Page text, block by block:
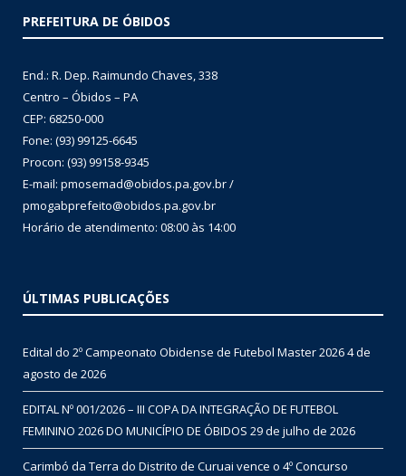
PREFEITURA DE ÓBIDOS
End.: R. Dep. Raimundo Chaves, 338
Centro – Óbidos – PA
CEP: 68250-000
Fone: (93) 99125-6645
Procon: (93) 99158-9345
E-mail: pmosemad@obidos.pa.gov.br /
pmogabprefeito@obidos.pa.gov.br
Horário de atendimento: 08:00 às 14:00
ÚLTIMAS PUBLICAÇÕES
Edital do 2º Campeonato Obidense de Futebol Master 20264 de
agosto de 2026
EDITAL Nº 001/2026 – III COPA DA INTEGRAÇÃO DE FUTEBOL
FEMININO 2026 DO MUNICÍPIO DE ÓBIDOS 29 de julho de 2026
Carimbó da Terra do Distrito de Curuai vence o 4º Concurso